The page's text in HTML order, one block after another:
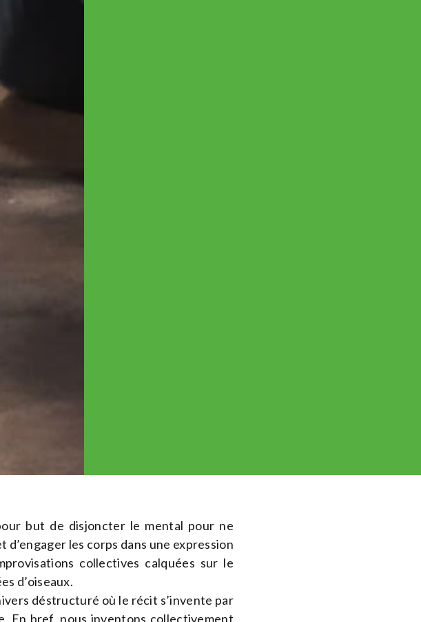
but de disjoncter le mental pour ne
les corps dans une expression
collectives calquées sur le
d’oiseaux.
déstructuré où le récit s’invente par
En bref, nous inventons collectivement